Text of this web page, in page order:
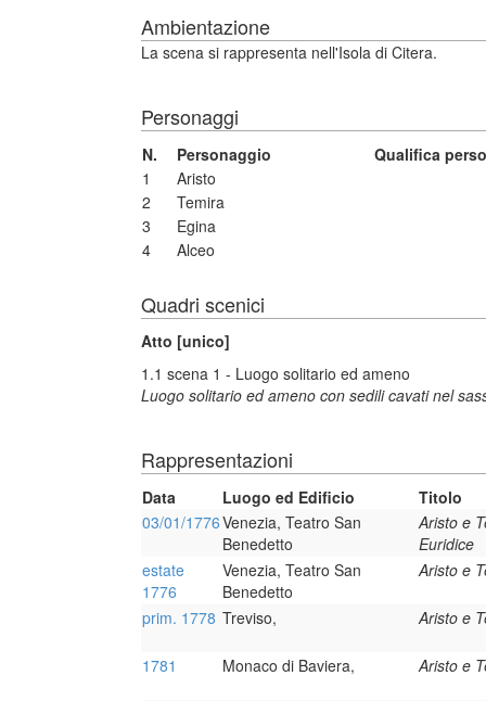
Ambientazione
La scena si rappresenta nell'Isola di Citera.
Personaggi
N. Personaggio
Qualifica
1
Aristo
2
Temira
3
Egina
4
Alceo
Quadri scenici
Atto [unico]
1.1 scena 1 - Luogo solitario ed ameno
Luogo solitario ed ameno con sedili cavati nel
Rappresentazioni
Data Luogo ed Edificio
Titolo
03/01/1776Venezia, Teatro San
Benedetto
Aristo e
Euridice
estate
1776
Venezia, Teatro San
Benedetto
Aristo e
prim. 1778 Treviso, Aristo e
1781 Monaco di Baviera, Aristo e